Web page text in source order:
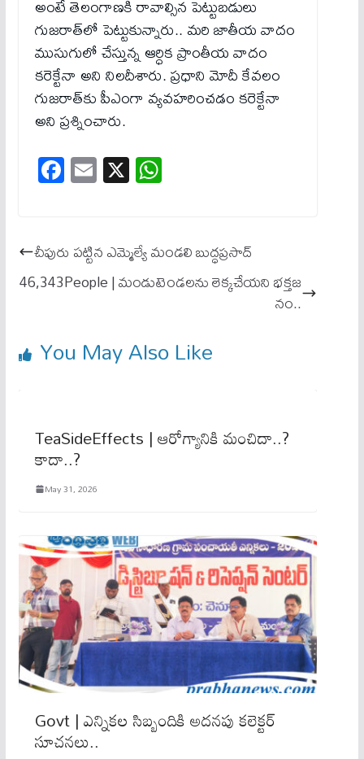
అంటే తెలంగాణకి రావాల్సిన పెట్టుబడులు
గుజరాత్‌లో పెట్టుకున్నారు.. మరి జాతీయ వాదం
ముసుగులో చేస్తున్న ఆర్ధిక ప్రాంతీయ వాదం
కరెక్టేనా అని నిలదీశారు. ప్రధాని మోదీ కేవలం
గుజరాత్‌కు పీఎంగా వ్యవహరించడం కరెక్టేనా
అని ప్రశ్నించారు.
Fa
ce
ok
E
m
X W
ha
A
pp
చీపురు పట్టిన ఎమ్మెల్యే మండలి బుద్ధప్రసాద్
46,343People | మండుటెండలను లెక్కచేయని భక్తజ
నం..
You May Also Like
TeaSideEffects | ఆరోగ్యానికి మంచిదా..?
కాదా..?
May 31, 2026
Govt | ఎన్నికల సిబ్బందికి అదనపు కలెక్టర్
సూచనలు..